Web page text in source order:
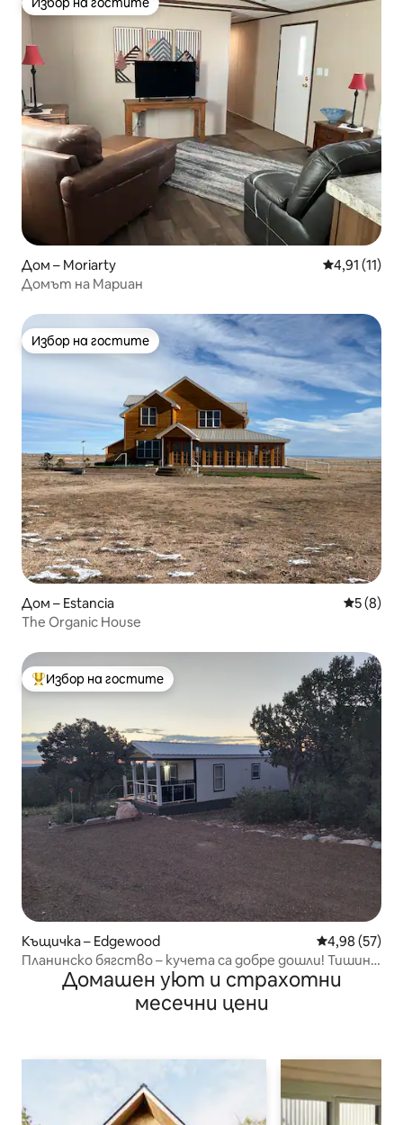
Избор на гостите
Дом – Moriarty Средна
4,91 (11)
Домът на Мариан
Избор на гостите
Избор на гостите
Дом – Estancia Средна
5 (8)
The Organic House
Най-популярен избор на гостите
Избор на гостите
Къщичка – Edgewood Средна
4,98 (57)
Планинско бягство – кучета са добре дошли! Тишина
и спокойствие
Домашен уют и страхотни
месечни цени